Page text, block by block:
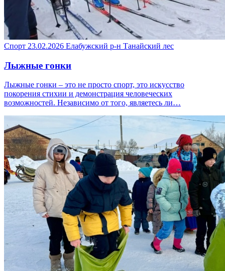
Спорт 23.02.2026 Елабужский р-н Танайский лес
Лыжные гонки
Лыжные гонки – это не просто спорт, это искусство
покорения стихии и демонстрация человеческих
возможностей. Независимо от того, являетесь ли…